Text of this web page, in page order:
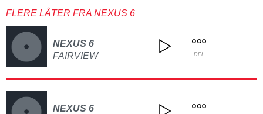
FLERE LÅTER FRA NEXUS 6
NEXUS 6
FAIRVIEW
DEL
NEXUS 6